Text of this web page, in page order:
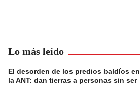
Lo más leído
El desorden de los predios baldíos en
la ANT: dan tierras a personas sin ser